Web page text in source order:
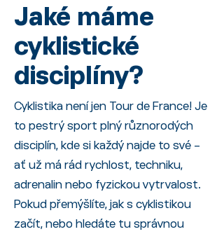
Jaké máme
cyklistické
disciplíny?
Cyklistika není jen Tour de France! Je
to pestrý sport plný různorodých
disciplín, kde si každý najde to své –
ať už má rád rychlost, techniku,
adrenalin nebo fyzickou vytrvalost.
Pokud přemýšlíte, jak s cyklistikou
začít, nebo hledáte tu správnou